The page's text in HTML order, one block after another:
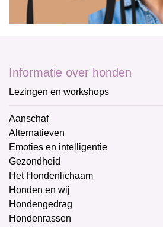
Informatie over honden
Lezingen en workshops
Aanschaf
Alternatieven
Emoties en intelligentie
Gezondheid
Het Hondenlichaam
Honden en wij
Hondengedrag
Hondenrassen